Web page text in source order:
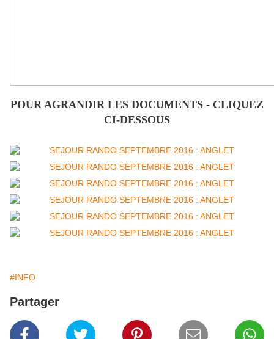
POUR AGRANDIR LES DOCUMENTS - CLIQUEZ
CI-DESSOUS
#INFO
Partager